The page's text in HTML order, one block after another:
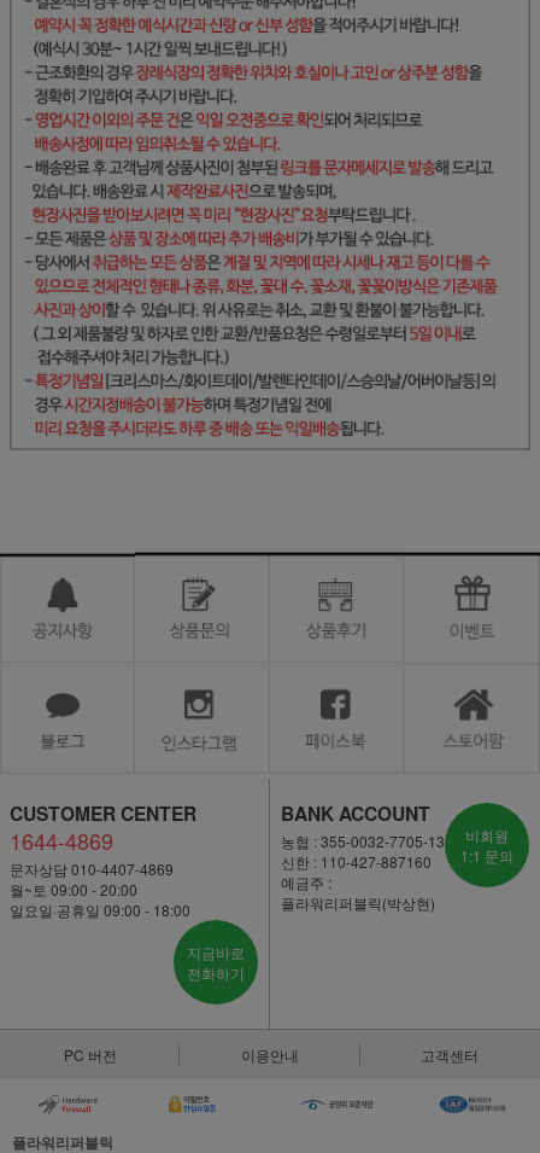
CUSTOMER CENTER
1644-4869
문자상담 010-4407-4869
월~토 09:00 - 20:00
일요일·공휴일 09:00 - 18:00
지금바로
전화하기
BANK ACCOUNT
농협 : 355-0032-7705-13
신한 : 110-427-887160
예금주 :
플라워리퍼블릭(박상현)
비회원
1:1 문의
PC 버전 이용안내 고객센터
플라워리퍼블릭